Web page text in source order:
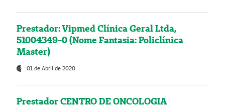
Prestador: Vipmed Clínica Geral Ltda,
51004349-0 (Nome Fantasia: Policlínica
Master)
01 de Abril de 2020
Prestador CENTRO DE ONCOLOGIA